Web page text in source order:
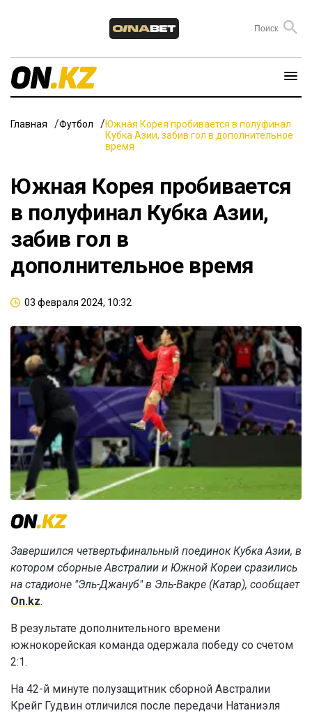
Главная Футбол
Южная Корея пробивается в полуфинал
Кубка Азии, забив гол в дополнительное
время
Южная Корея пробивается
в полуфинал Кубка Азии,
забив гол в
дополнительное время
03 февраля 2024, 10:32
Завершился четвертьфинальный поединок Кубка Азии, в
котором сборные Австралии и Южной Кореи сразились
на стадионе "Эль-Джануб" в Эль-Вакре (Катар), сообщает
On.kz.
В результате дополнительного времени
южнокорейская команда одержала победу со счетом
2:1.
На 42-й минуте полузащитник сборной Австралии
Крейг Гудвин отличился после передачи Натаниэля